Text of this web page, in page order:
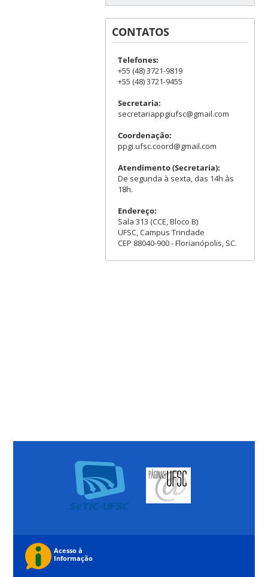
CONTATOS
Telefones:
+55 (48) 3721-9819
+55 (48) 3721-9455
Secretaria:
secretariappgiufsc@gmail.com
Coordenação:
ppgi.ufsc.coord@gmail.com
Atendimento (Secretaria):
De segunda à sexta, das 14h às
18h.
Endereço:
Sala 313 (CCE, Bloco B)
UFSC, Campus Trindade
CEP 88040-900 - Florianópolis, SC.